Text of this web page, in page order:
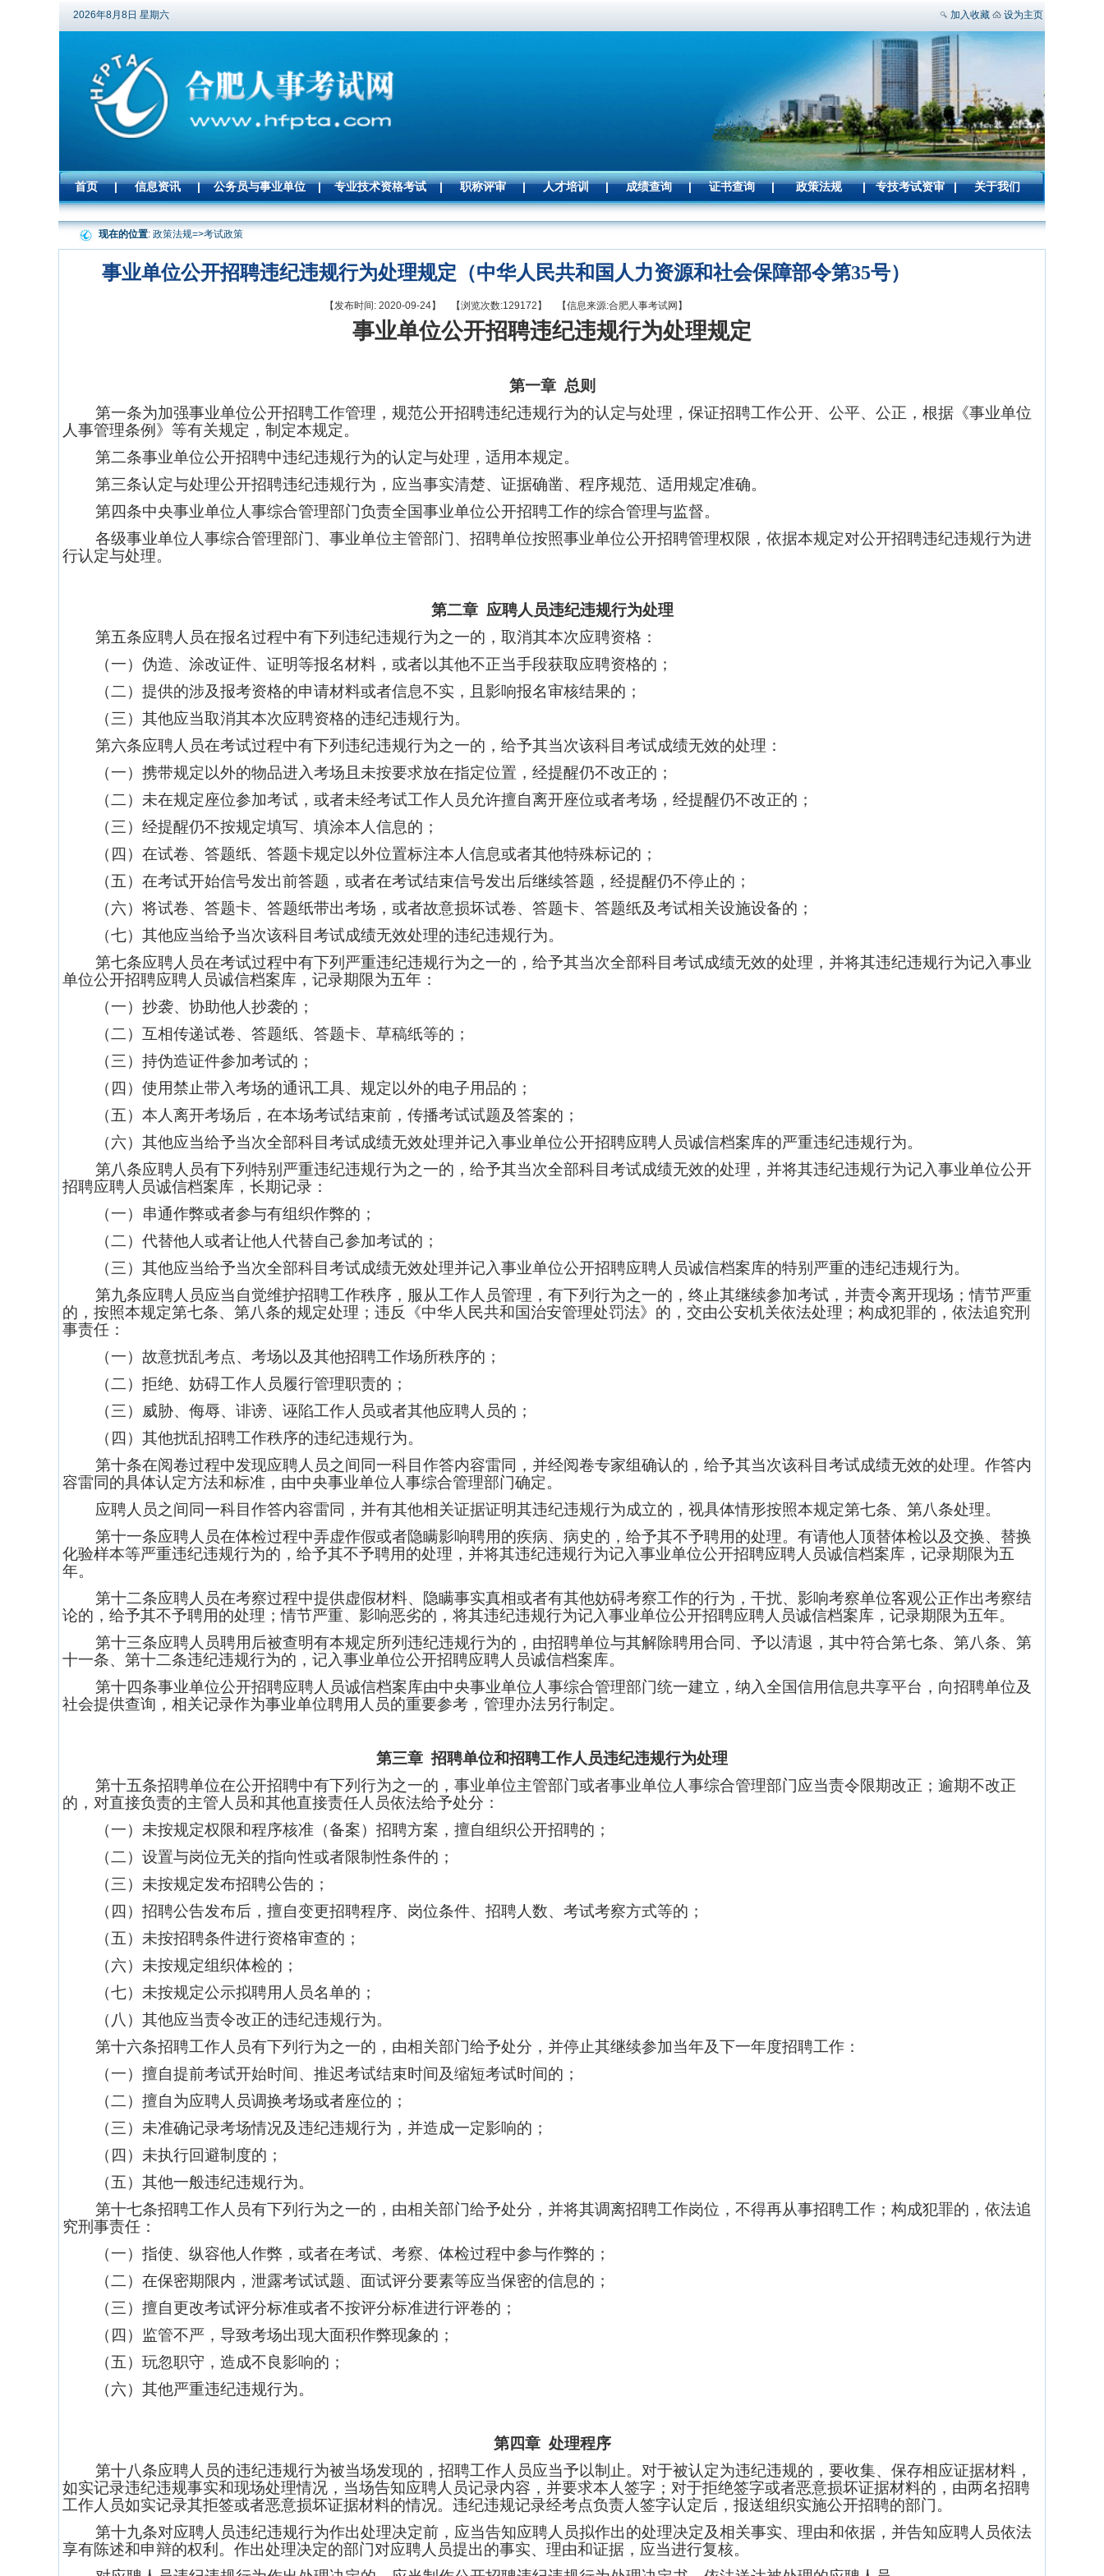
2026年8月8日 星期六 加入收藏 设为主页
首页 | 信息资讯 | 公务员与事业单位 | 专业技术资格考试 | 职称评审 | 人才培训 | 成绩查询 | 证书查询 | 政策法规 | 专技考试资审 | 关于我们
现在的位置: 政策法规=>考试政策
事业单位公开招聘违纪违规行为处理规定（中华人民共和国人力资源和社会保障部令第35号）
【发布时间: 2020-09-24】 【浏览次数:129172】 【信息来源:合肥人事考试网】
事业单位公开招聘违纪违规行为处理规定
第一章 总则
第一条为加强事业单位公开招聘工作管理，规范公开招聘违纪违规行为的认定与处理，保证招聘工作公开、公平、公正，根据《事业单位
人事管理条例》等有关规定，制定本规定。
第二条事业单位公开招聘中违纪违规行为的认定与处理，适用本规定。
第三条认定与处理公开招聘违纪违规行为，应当事实清楚、证据确凿、程序规范、适用规定准确。
第四条中央事业单位人事综合管理部门负责全国事业单位公开招聘工作的综合管理与监督。
各级事业单位人事综合管理部门、事业单位主管部门、招聘单位按照事业单位公开招聘管理权限，依据本规定对公开招聘违纪违规行为进
行认定与处理。
第二章 应聘人员违纪违规行为处理
第五条应聘人员在报名过程中有下列违纪违规行为之一的，取消其本次应聘资格：
（一）伪造、涂改证件、证明等报名材料，或者以其他不正当手段获取应聘资格的；
（二）提供的涉及报考资格的申请材料或者信息不实，且影响报名审核结果的；
（三）其他应当取消其本次应聘资格的违纪违规行为。
第六条应聘人员在考试过程中有下列违纪违规行为之一的，给予其当次该科目考试成绩无效的处理：
（一）携带规定以外的物品进入考场且未按要求放在指定位置，经提醒仍不改正的；
（二）未在规定座位参加考试，或者未经考试工作人员允许擅自离开座位或者考场，经提醒仍不改正的；
（三）经提醒仍不按规定填写、填涂本人信息的；
（四）在试卷、答题纸、答题卡规定以外位置标注本人信息或者其他特殊标记的；
（五）在考试开始信号发出前答题，或者在考试结束信号发出后继续答题，经提醒仍不停止的；
（六）将试卷、答题卡、答题纸带出考场，或者故意损坏试卷、答题卡、答题纸及考试相关设施设备的；
（七）其他应当给予当次该科目考试成绩无效处理的违纪违规行为。
第七条应聘人员在考试过程中有下列严重违纪违规行为之一的，给予其当次全部科目考试成绩无效的处理，并将其违纪违规行为记入事业
单位公开招聘应聘人员诚信档案库，记录期限为五年：
（一）抄袭、协助他人抄袭的；
（二）互相传递试卷、答题纸、答题卡、草稿纸等的；
（三）持伪造证件参加考试的；
（四）使用禁止带入考场的通讯工具、规定以外的电子用品的；
（五）本人离开考场后，在本场考试结束前，传播考试试题及答案的；
（六）其他应当给予当次全部科目考试成绩无效处理并记入事业单位公开招聘应聘人员诚信档案库的严重违纪违规行为。
第八条应聘人员有下列特别严重违纪违规行为之一的，给予其当次全部科目考试成绩无效的处理，并将其违纪违规行为记入事业单位公开
招聘应聘人员诚信档案库，长期记录：
（一）串通作弊或者参与有组织作弊的；
（二）代替他人或者让他人代替自己参加考试的；
（三）其他应当给予当次全部科目考试成绩无效处理并记入事业单位公开招聘应聘人员诚信档案库的特别严重的违纪违规行为。
第九条应聘人员应当自觉维护招聘工作秩序，服从工作人员管理，有下列行为之一的，终止其继续参加考试，并责令离开现场；情节严重
的，按照本规定第七条、第八条的规定处理；违反《中华人民共和国治安管理处罚法》的，交由公安机关依法处理；构成犯罪的，依法追究刑
事责任：
（一）故意扰乱考点、考场以及其他招聘工作场所秩序的；
（二）拒绝、妨碍工作人员履行管理职责的；
（三）威胁、侮辱、诽谤、诬陷工作人员或者其他应聘人员的；
（四）其他扰乱招聘工作秩序的违纪违规行为。
第十条在阅卷过程中发现应聘人员之间同一科目作答内容雷同，并经阅卷专家组确认的，给予其当次该科目考试成绩无效的处理。作答内
容雷同的具体认定方法和标准，由中央事业单位人事综合管理部门确定。
应聘人员之间同一科目作答内容雷同，并有其他相关证据证明其违纪违规行为成立的，视具体情形按照本规定第七条、第八条处理。
第十一条应聘人员在体检过程中弄虚作假或者隐瞒影响聘用的疾病、病史的，给予其不予聘用的处理。有请他人顶替体检以及交换、替换
化验样本等严重违纪违规行为的，给予其不予聘用的处理，并将其违纪违规行为记入事业单位公开招聘应聘人员诚信档案库，记录期限为五
年。
第十二条应聘人员在考察过程中提供虚假材料、隐瞒事实真相或者有其他妨碍考察工作的行为，干扰、影响考察单位客观公正作出考察结
论的，给予其不予聘用的处理；情节严重、影响恶劣的，将其违纪违规行为记入事业单位公开招聘应聘人员诚信档案库，记录期限为五年。
第十三条应聘人员聘用后被查明有本规定所列违纪违规行为的，由招聘单位与其解除聘用合同、予以清退，其中符合第七条、第八条、第
十一条、第十二条违纪违规行为的，记入事业单位公开招聘应聘人员诚信档案库。
第十四条事业单位公开招聘应聘人员诚信档案库由中央事业单位人事综合管理部门统一建立，纳入全国信用信息共享平台，向招聘单位及
社会提供查询，相关记录作为事业单位聘用人员的重要参考，管理办法另行制定。
第三章 招聘单位和招聘工作人员违纪违规行为处理
第十五条招聘单位在公开招聘中有下列行为之一的，事业单位主管部门或者事业单位人事综合管理部门应当责令限期改正；逾期不改正
的，对直接负责的主管人员和其他直接责任人员依法给予处分：
（一）未按规定权限和程序核准（备案）招聘方案，擅自组织公开招聘的；
（二）设置与岗位无关的指向性或者限制性条件的；
（三）未按规定发布招聘公告的；
（四）招聘公告发布后，擅自变更招聘程序、岗位条件、招聘人数、考试考察方式等的；
（五）未按招聘条件进行资格审查的；
（六）未按规定组织体检的；
（七）未按规定公示拟聘用人员名单的；
（八）其他应当责令改正的违纪违规行为。
第十六条招聘工作人员有下列行为之一的，由相关部门给予处分，并停止其继续参加当年及下一年度招聘工作：
（一）擅自提前考试开始时间、推迟考试结束时间及缩短考试时间的；
（二）擅自为应聘人员调换考场或者座位的；
（三）未准确记录考场情况及违纪违规行为，并造成一定影响的；
（四）未执行回避制度的；
（五）其他一般违纪违规行为。
第十七条招聘工作人员有下列行为之一的，由相关部门给予处分，并将其调离招聘工作岗位，不得再从事招聘工作；构成犯罪的，依法追
究刑事责任：
（一）指使、纵容他人作弊，或者在考试、考察、体检过程中参与作弊的；
（二）在保密期限内，泄露考试试题、面试评分要素等应当保密的信息的；
（三）擅自更改考试评分标准或者不按评分标准进行评卷的；
（四）监管不严，导致考场出现大面积作弊现象的；
（五）玩忽职守，造成不良影响的；
（六）其他严重违纪违规行为。
第四章 处理程序
第十八条应聘人员的违纪违规行为被当场发现的，招聘工作人员应当予以制止。对于被认定为违纪违规的，要收集、保存相应证据材料，
如实记录违纪违规事实和现场处理情况，当场告知应聘人员记录内容，并要求本人签字；对于拒绝签字或者恶意损坏证据材料的，由两名招聘
工作人员如实记录其拒签或者恶意损坏证据材料的情况。违纪违规记录经考点负责人签字认定后，报送组织实施公开招聘的部门。
第十九条对应聘人员违纪违规行为作出处理决定前，应当告知应聘人员拟作出的处理决定及相关事实、理由和依据，并告知应聘人员依法
享有陈述和申辩的权利。作出处理决定的部门对应聘人员提出的事实、理由和证据，应当进行复核。